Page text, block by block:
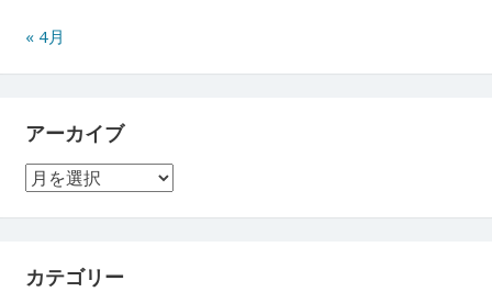
« 4月
アーカイブ
ア
ー
カ
ブ
カテゴリー